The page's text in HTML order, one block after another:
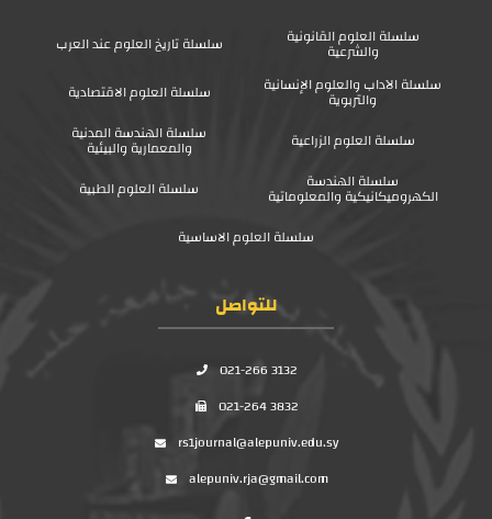
سلسلة العلوم القانونية
والشرعية
سلسلة تاريخ العلوم عند العرب
سلسلة الآداب والعلوم الإنسانية
والتربوية
سلسلة العلوم الاقتصادية
سلسلة العلوم الزراعية
سلسلة الهندسة المدنية
والمعمارية والبيئية
سلسلة الهندسة
الكهروميكانيكية والمعلوماتية
سلسلة العلوم الطبية
سلسلة العلوم الاساسية
للتواصل
021-266 3132
021-264 3832
rs1journal@alepuniv.edu.sy
alepuniv.rja@gmail.com